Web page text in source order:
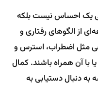
یک احساس نیست بلکه
از الگوهای رفتاری و
مثل اضطراب، استرس و
با آن همراه باشند. کمال
دنبال دستیابی به